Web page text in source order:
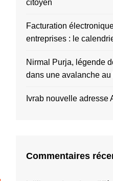
citoyen
Facturation
entreprises : le
Nirmal Purja, légende
dans une avalanche au
Ivrab nouvelle adresse
Commentaires